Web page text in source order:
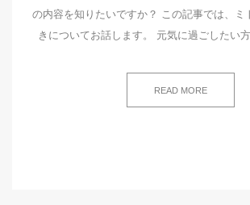
の内容を知りたいですか？ この記事では、ミ
きについてお話します。 元気に過ごしたい方
READ MORE